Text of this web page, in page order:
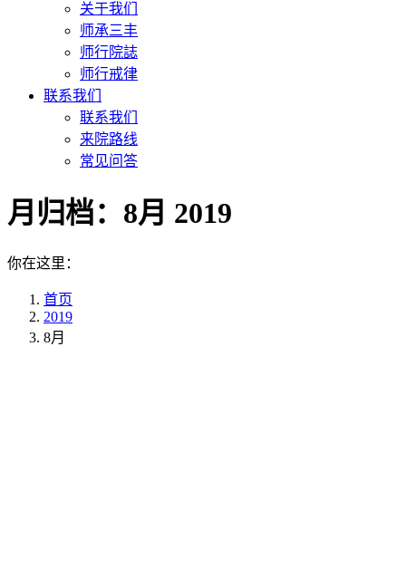
关于我们
师承三丰
师行院誌
师行戒律
联系我们
联系我们
来院路线
常见问答
月归档： 8月 2019
你在这里：
首页
2019
8月